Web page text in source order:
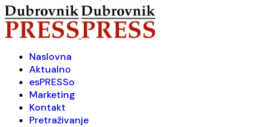
Naslovna
Aktualno
esPRESSo
Marketing
Kontakt
Pretraživanje